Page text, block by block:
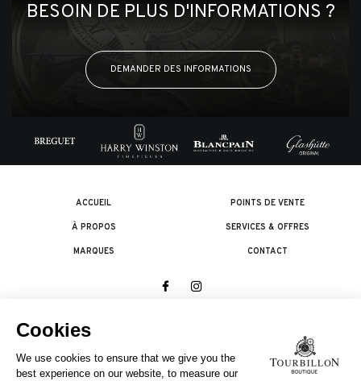
BESOIN DE PLUS D'INFORMATIONS ?
DEMANDER DES INFORMATIONS
ACCUEIL
À PROPOS
MARQUES
POINTS DE VENTE
SERVICES & OFFRES
CONTACT